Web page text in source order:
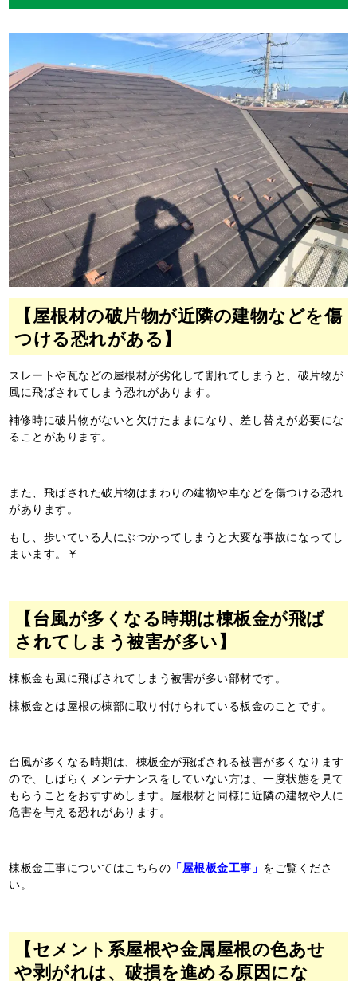
【屋根材の破片物が近隣の建物などを傷
つける恐れがある】
スレートや瓦などの屋根材が劣化して割れてしまうと、破片物が
風に飛ばされてしまう恐れがあります。
補修時に破片物がないと欠けたままになり、差し替えが必要にな
ることがあります。
また、飛ばされた破片物はまわりの建物や車などを傷つける恐れ
があります。
もし、歩いている人にぶつかってしまうと大変な事故になってし
まいます。￥
【台風が多くなる時期は棟板金が飛ば
されてしまう被害が多い】
棟板金も風に飛ばされてしまう被害が多い部材です。
棟板金とは屋根の棟部に取り付けられている板金のことです。
台風が多くなる時期は、棟板金が飛ばされる被害が多くなります
ので、しばらくメンテナンスをしていない方は、一度状態を見て
もらうことをおすすめします。屋根材と同様に近隣の建物や人に
危害を与える恐れがあります。
棟板金工事についてはこちらの 「屋根板金工事」 をご覧くださ
い。
【セメント系屋根や金属屋根の色あせ
や剥がれは、破損を進める原因にな